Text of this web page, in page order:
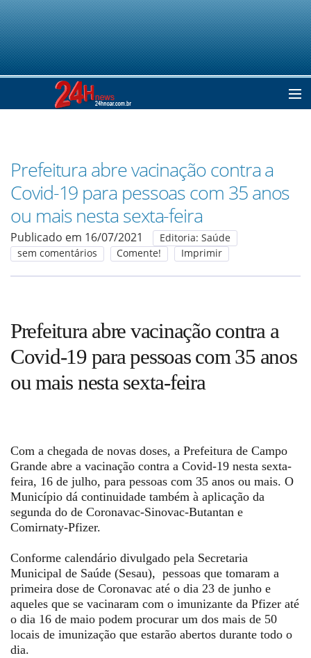
Notícias
Colunistas
Classificados
Guia de Serviços
Anuncie
Agenda Cultural
Anuncie
Fale Conosco
Prefeitura abre vacinação contra a
Covid-19 para pessoas com 35 anos
ou mais nesta sexta-feira
Publicado em 16/07/2021
Editoria: Saúde
sem comentários
Comente! Imprimir
Prefeitura abre vacinação contra a
Covid-19 para pessoas com 35 anos
ou mais nesta sexta-feira
Com a chegada de novas doses, a Prefeitura de Campo
Grande abre a vacinação contra a Covid-19 nesta sexta-
feira, 16 de julho, para pessoas com 35 anos ou mais. O
Município dá continuidade também à aplicação da
segunda do de Coronavac-Sinovac-Butantan e
Comirnaty-Pfizer.
Conforme calendário divulgado pela Secretaria
Municipal de Saúde (Sesau), pessoas que tomaram a
primeira dose de Coronavac até o dia 23 de junho e
aqueles que se vacinaram com o imunizante da Pfizer até
o dia 16 de maio podem procurar um dos mais de 50
locais de imunização que estarão abertos durante todo o
dia.